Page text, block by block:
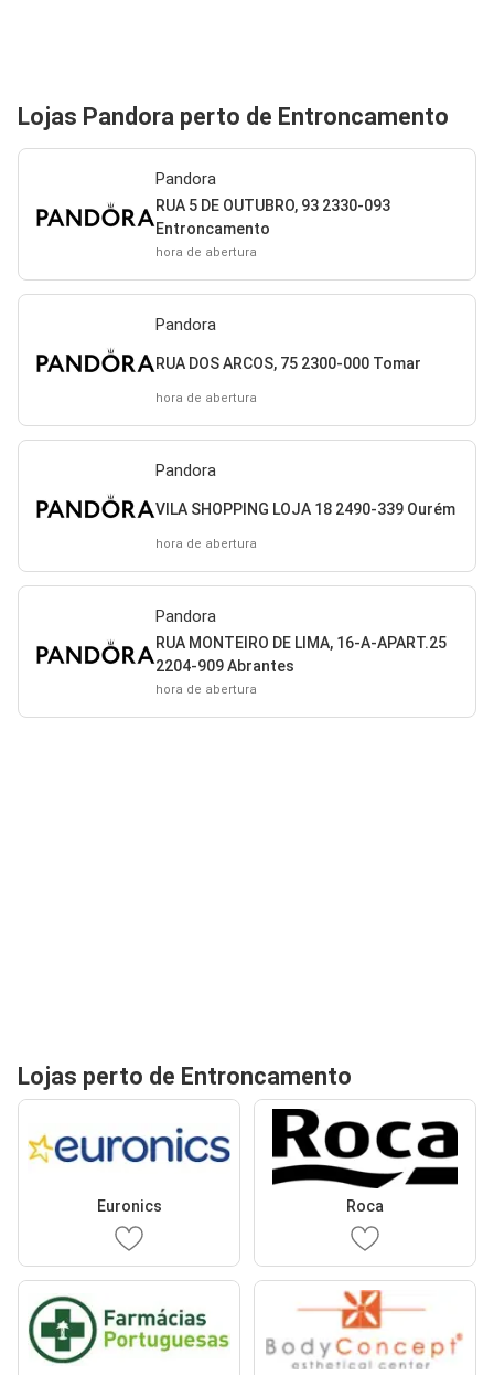
Lojas Pandora perto de Entroncamento
Pandora
RUA 5 DE OUTUBRO, 93 2330-093
Entroncamento
hora de abertura
Pandora
RUA DOS ARCOS, 75 2300-000 Tomar
hora de abertura
Pandora
VILA SHOPPING LOJA 18 2490-339 Ourém
hora de abertura
Pandora
RUA MONTEIRO DE LIMA, 16-A-APART.25
2204-909 Abrantes
hora de abertura
Lojas perto de Entroncamento
Euronics Roca